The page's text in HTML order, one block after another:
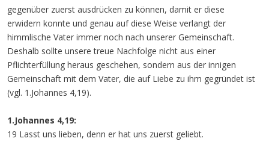
gegenüber zuerst ausdrücken zu können, damit er diese
erwidern konnte und genau auf diese Weise verlangt der
himmlische Vater immer noch nach unserer Gemeinschaft.
Deshalb sollte unsere treue Nachfolge nicht aus einer
Pflichterfüllung heraus geschehen, sondern aus der innigen
Gemeinschaft mit dem Vater, die auf Liebe zu ihm gegründet ist
(vgl. 1.Johannes 4,19).
1.Johannes 4,19:
19 Lasst uns lieben, denn er hat uns zuerst geliebt.